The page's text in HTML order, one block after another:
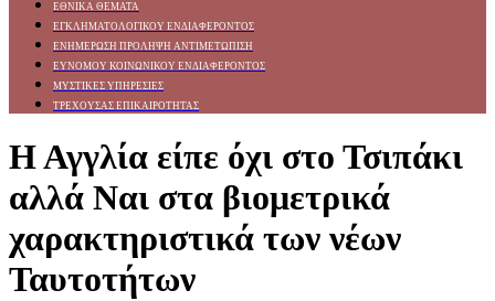
ΕΘΝΙΚΑ ΘΕΜΑΤΑ
ΕΓΚΛΗΜΑΤΟΛΟΓΙΚΟΥ ΕΝΔΙΑΦΕΡΟΝΤΟΣ
ΕΝΗΜΕΡΩΣΗ ΠΡΟΛΗΨΗ ΑΝΤΙΜΕΤΩΠΙΣΗ
ΕΥΝΟΜΟΥ ΚΟΙΝΩΝΙΚΟΥ ΕΝΔΙΑΦΕΡΟΝΤΟΣ
ΜΥΣΤΙΚΕΣ ΥΠΗΡΕΣΙΕΣ
ΤΡΕΧΟΥΣΑΣ ΕΠΙΚΑΙΡΟΤΗΤΑΣ
Η Αγγλία είπε όχι στο Τσιπάκι
αλλά Ναι στα βιομετρικά
χαρακτηριστικά των νέων
Ταυτοτήτων